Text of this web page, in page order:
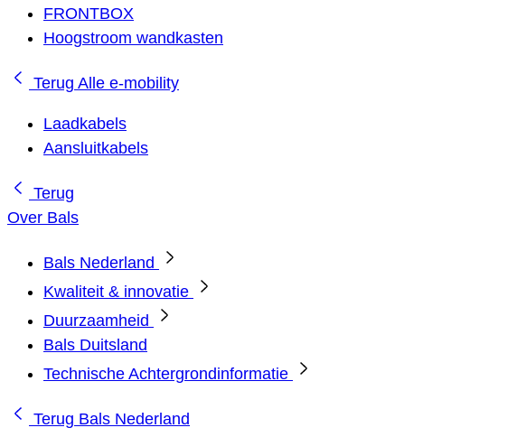
FRONTBOX
Hoogstroom wandkasten
Terug Alle e-mobility
Laadkabels
Aansluitkabels
Terug
Over Bals
Bals Nederland
Kwaliteit & innovatie
Duurzaamheid
Bals Duitsland
Technische Achtergrondinformatie
Terug Bals Nederland